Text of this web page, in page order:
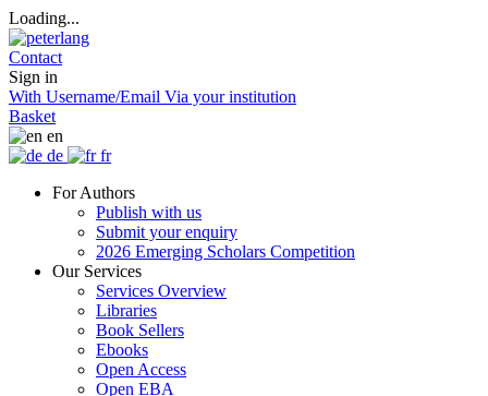
Loading...
Contact
Sign in
With Username/Email Via your institution
Basket
en
de
fr
For Authors
Publish with us
Submit your enquiry
2026 Emerging Scholars Competition
Our Services
Services Overview
Libraries
Book Sellers
Ebooks
Open Access
Open EBA